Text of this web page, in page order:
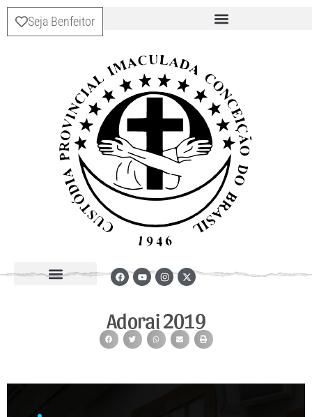
Seja Benfeitor
Adorai 2019